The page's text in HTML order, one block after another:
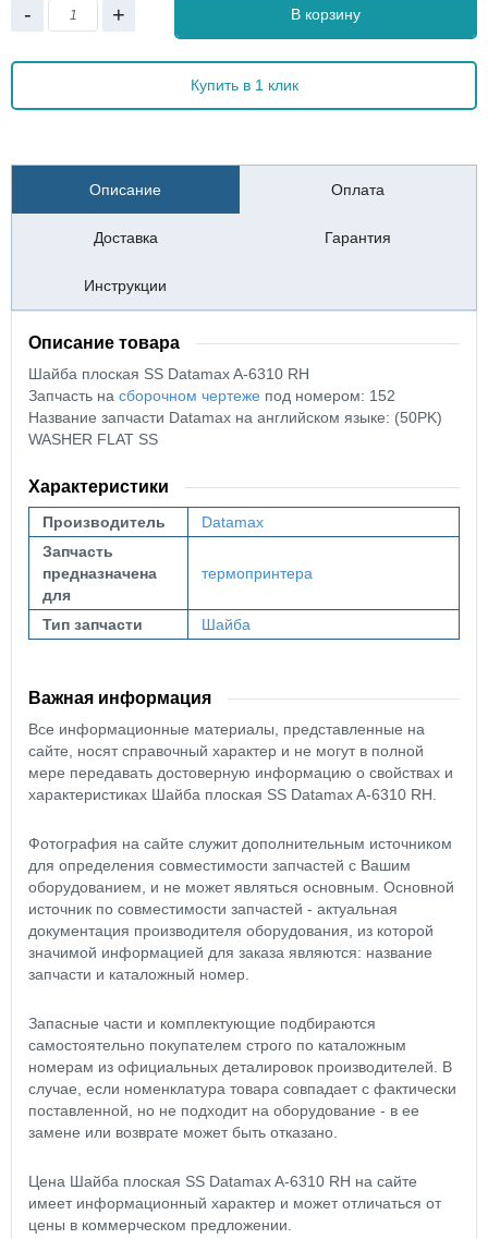
- + В корзину
Купить в 1 клик
Описание Оплата
Доставка Гарантия
Инструкции
Описание товара
Шайба плоская SS Datamax A-6310 RH
Запчасть на сборочном чертеже под номером: 152
Название запчасти Datamax на английском языке: (50PK)
WASHER FLAT SS
Характеристики
Производитель
Datamax
Запчасть
предназначена
для
термопринтера
Тип запчасти Шайба
Важная информация
Все информационные материалы, представленные на
сайте, носят справочный характер и не могут в полной
мере передавать достоверную информацию о свойствах и
характеристиках Шайба плоская SS Datamax A-6310 RH.
Фотография на сайте служит дополнительным источником
для определения совместимости запчастей с Вашим
оборудованием, и не может являться основным. Основной
источник по совместимости запчастей - актуальная
документация производителя оборудования, из которой
значимой информацией для заказа являются: название
запчасти и каталожный номер.
Запасные части и комплектующие подбираются
самостоятельно покупателем строго по каталожным
номерам из официальных деталировок производителей. В
случае, если номенклатура товара совпадает с фактически
поставленной, но не подходит на оборудование - в ее
замене или возврате может быть отказано.
Цена Шайба плоская SS Datamax A-6310 RH на сайте
имеет информационный характер и может отличаться от
цены в коммерческом предложении.